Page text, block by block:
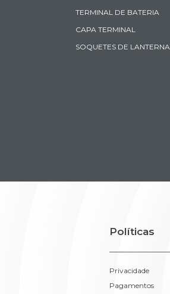
TERMINAL DE BATERIA
CAPA TERMINAL
SOQUETES DE LANTERNA
Políticas
Privacidade
Pagamentos